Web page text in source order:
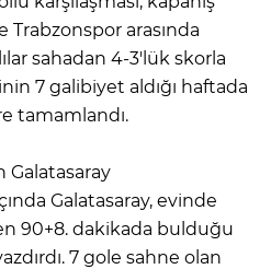
Trabzonspor arasında
sahadan 4-3'lük skorla
7 galibiyet aldığı haftada
tamamlandı.
Galatasaray
Galatasaray, evinde
90+8. dakikada bulduğu
7 gole sahne olan